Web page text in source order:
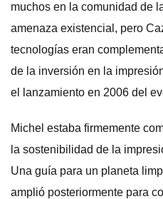
muchos en la comunidad de
amenaza existencial, pero
tecnologías eran
de la inversión en la
el lanzamiento en 2006 del
Michel estaba firmemente
la sostenibilidad de la
Una guía para un planeta
amplió posteriormente para